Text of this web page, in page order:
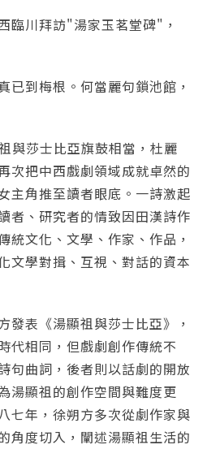
臨川拜訪"湯家玉茗堂碑"，
已到梅根。何當麗句鎖池館，
與莎士比亞旗鼓相當，杜麗
次把中西戲劇領域成就卓然的
主角推至讀者眼底。一詩激起
者、研究者的情致因田漢詩作
文化、文學、作家、作品，
文學對揖、互視、對話的資本
發表《湯顯祖與莎士比亞》，
代相同，但戲劇創作傳統不
句曲詞，後者則以話劇的開放
湯顯祖的創作空間與難度更
七年，徐朔方多次從劇作家與
角度切入，闡述湯顯祖生活的